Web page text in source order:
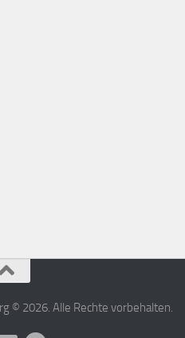
© 2026. Alle Rechte vorbehalten.